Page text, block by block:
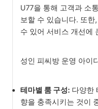
U77을 통해 고객과 소
보할 수 있습니다. 또
수 있어 서비스 개선에
성인 피씨방 운영 아이
테마별 룸 구성: 다양한
향을 충족시키는 것이